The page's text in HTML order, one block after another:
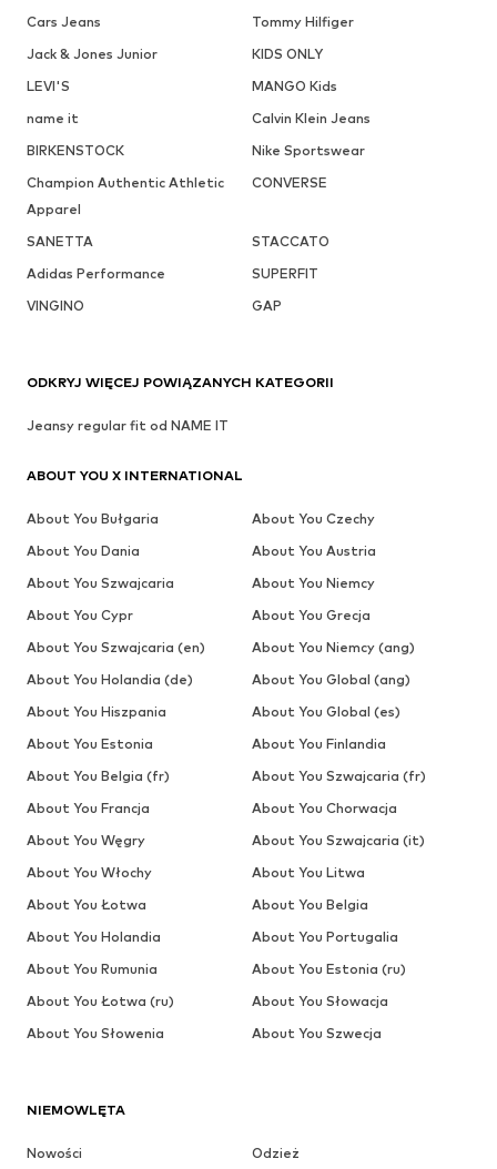
Cars Jeans
Tommy Hilfiger
Jack & Jones Junior
KIDS ONLY
LEVI'S
MANGO Kids
name it
Calvin Klein Jeans
BIRKENSTOCK
Nike Sportswear
Champion Authentic Athletic
Apparel
CONVERSE
SANETTA
STACCATO
Adidas Performance
SUPERFIT
VINGINO
GAP
NIEMOWLĘTA
Nowości
Odzież
ODKRYJ WIĘCEJ POWIĄZANYCH KATEGORII
Jeansy regular fit od NAME IT
ABOUT YOU X INTERNATIONAL
About You Bułgaria
About You Czechy
About You Dania
About You Austria
About You Szwajcaria
About You Niemcy
About You Cypr
About You Grecja
About You Szwajcaria (en)
About You Niemcy (ang)
About You Holandia (de)
About You Global (ang)
About You Hiszpania
About You Global (es)
About You Estonia
About You Finlandia
About You Belgia (fr)
About You Szwajcaria (fr)
About You Francja
About You Chorwacja
About You Węgry
About You Szwajcaria (it)
About You Włochy
About You Litwa
About You Łotwa
About You Belgia
About You Holandia
About You Portugalia
About You Rumunia
About You Estonia (ru)
About You Łotwa (ru)
About You Słowacja
About You Słowenia
About You Szwecja